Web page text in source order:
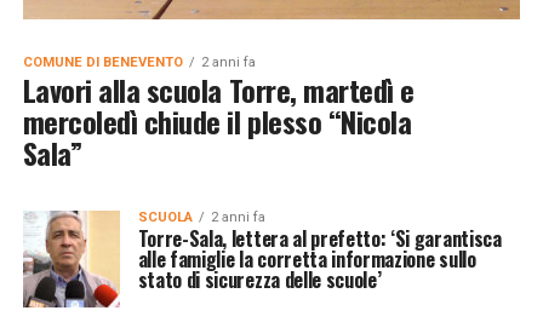
COMUNE DI BENEVENTO 2 anni fa
Lavori alla scuola Torre, martedì e
mercoledì chiude il plesso “Nicola
Sala”
SCUOLA 2 anni fa
Torre-Sala, lettera al prefetto: ‘Si garantisca
alle famiglie la corretta informazione sullo
stato di sicurezza delle scuole’